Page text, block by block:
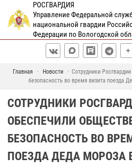
РОСГВАРДИЯ
Управление Федеральной
национальной гвардии
Федерации по Вологодской
Главная Новости
Сотрудники
безопасность во время визита поезда
СОТРУДНИКИ
ОБЕСПЕЧИЛИ
БЕЗОПАСНОСТЬ ВО
ПОЕЗДА ДЕДА МОРОЗА